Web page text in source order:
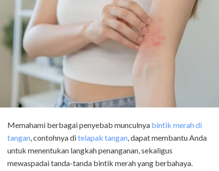
Memahami berbagai penyebab munculnya bintik merah di
tangan, contohnya ditelapak tangan, dapat membantu Anda
untuk menentukan langkah penanganan, sekaligus
mewaspadai tanda-tanda bintik merah yang berbahaya.